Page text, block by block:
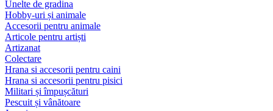
Unelte de gradina
Hobby-uri și animale
Accesorii pentru animale
Articole pentru artiști
Artizanat
Colectare
Hrana si accesorii pentru caini
Hrana si accesorii pentru pisici
Militari și împușcături
Pescuit și vânătoare